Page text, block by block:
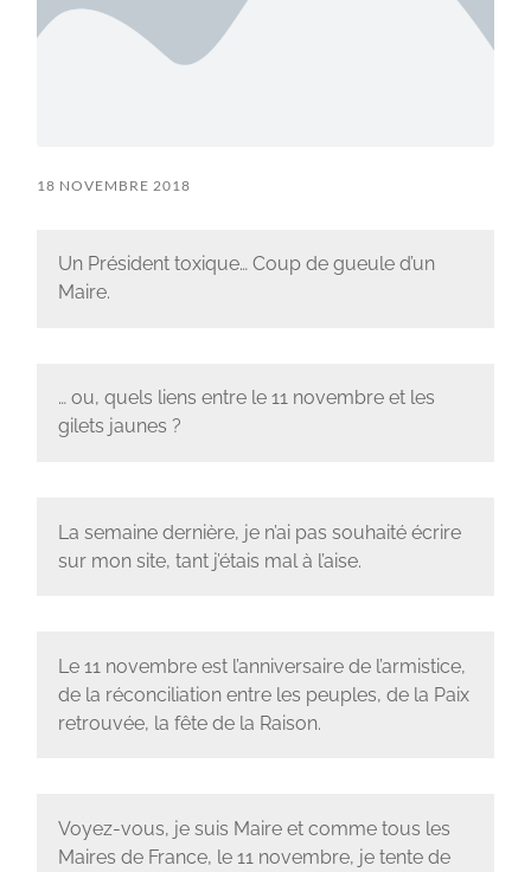
18 NOVEMBRE 2018
Un Président toxique… Coup de gueule d’un
Maire.
… ou, quels liens entre le 11 novembre et les
gilets jaunes ?
La semaine dernière, je n’ai pas souhaité écrire
sur mon site, tant j’étais mal à l’aise.
Le 11 novembre est l’anniversaire de l’armistice,
de la réconciliation entre les peuples, de la Paix
retrouvée, la fête de la Raison.
Voyez-vous, je suis Maire et comme tous les
Maires de France, le 11 novembre, je tente de